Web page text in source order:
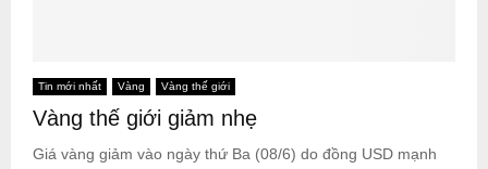
Tin mới nhất Vàng Vàng thế giới
Vàng thế giới giảm nhẹ
Giá vàng giảm vào ngày thứ Ba (08/6) do đồng USD mạnh